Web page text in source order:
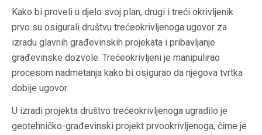
Kako bi proveli u djelo svoj plan, drugi i treći okrivljenik
prvo su osigurali društvu trećeokrivljenoga ugovor za
izradu glavnih građevinskih projekata i pribavljanje
građevinske dozvole. Trećeokrivljeni je manipulirao
procesom nadmetanja kako bi osigurao da njegova tvrtka
dobije ugovor.
U izradi projekta društvo trećeokrivljenoga ugradilo je
geotehničko-građevinski projekt prvookrivljenoga, čime je